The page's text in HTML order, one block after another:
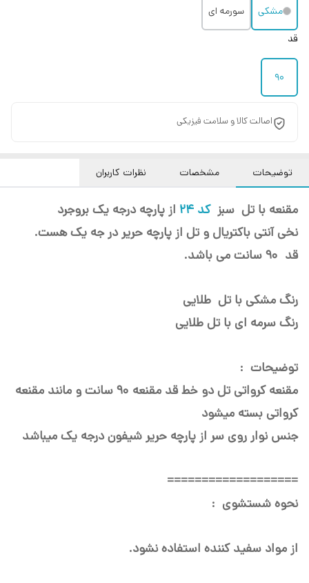
مشکی
سورمه ای
قد
90
اصالت کالا و سلامت فیزیکی
توضیحات مشخصات نظرات کاربران
مقنعه با تل سبزکد 24
از پارچه درجه یک بروجرد
نخی آنتی باکتریال و تل از پارچه حریر در جه یک هست.
قد 90 سانت می باشد.
رنگ مشکی با تل طلایی
رنگ سرمه ای با تل طلایی
توضیحات :
مقنعه کرواتی تل دو خط قد مقنعه 90 سانت و مانند مقنعه
کرواتی بسته میشود
جنس نوار روی سر از پارچه حریر شیفون درجه یک میباشد
===================
نحوه شستشوی :
از مواد سفید کننده استفاده نشود.